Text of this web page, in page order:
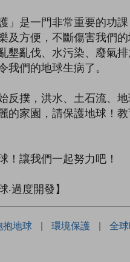
」是一門非常重要的功
及方便，不斷傷害我們
墾亂伐、水污染、廢氣
我們的地球生病了。
反撲，洪水、土石流、
的家園，請保護地球！
！讓我們一起努力吧！
‧過度開發】
抱地球 | 環境保護 | 全